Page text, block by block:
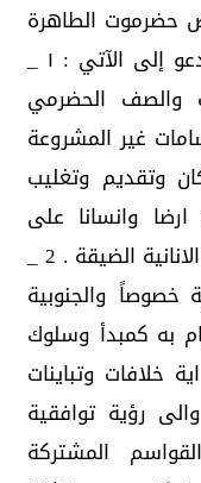
حضرموت الطاهرة
. ومن هذا المنطلق وعليه فاننا ندعو إلى الآتي : ١ _
والصف الحضرمي
غير المشروعة
وتقديم وتغليب
وانسانا على
المصالح الشخصية الخاصة والنظرات الانانية الضيقة . 2 _
خصوصاً والجنوبية
به كمبدأ وسلوك
خلافات وتباينات
رؤية توافقية
المشتركة